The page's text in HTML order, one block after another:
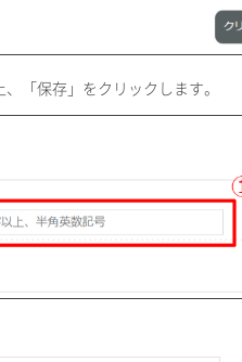
「保存」をクリックします。